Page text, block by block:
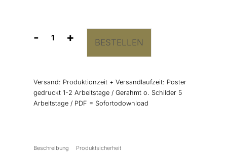
-
Hochzeitsposter
+ BESTELLEN
Versand: Produktionzeit + Versandlaufzeit: Poster
gedruckt 1-2 Arbeitstage / Gerahmt o. Schilder 5
Arbeitstage / PDF = Sofortodownload
Beschreibung Produktsicherheit